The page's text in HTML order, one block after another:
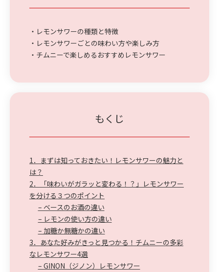
・レモンサワーの種類と特徴
・レモンサワーごとの味わい方や楽しみ方
・チムニーで楽しめるおすすめレモンサワー
もくじ
1．まずは知っておきたい！レモンサワーの魅力と
は？
2．「味わいがガラッと変わる！？」レモンサワー
を分ける３つのポイント
– ベースのお酒の違い
– レモンの使い方の違い
– 加糖か無糖かの違い
3．あなた好みがきっと見つかる！チムニーの多彩
なレモンサワー4選
– GINON（ジノン）レモンサワー